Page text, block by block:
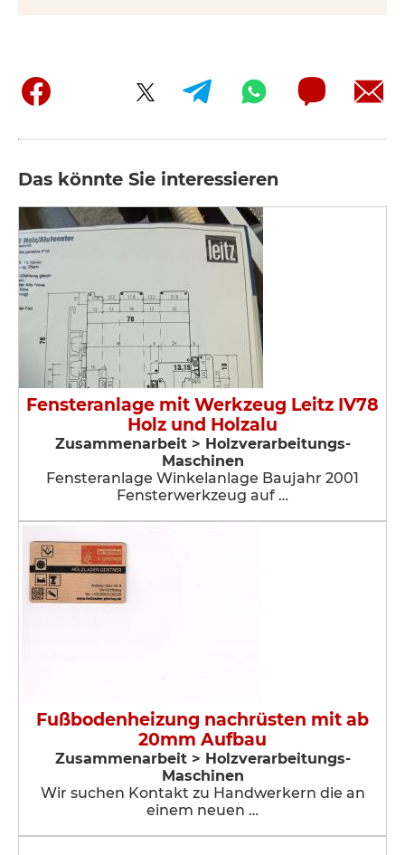
Das könnte Sie interessieren
Fensteranlage mit Werkzeug Leitz IV78
Holz und Holzalu
Zusammenarbeit > Holzverarbeitungs-
Maschinen
Fensteranlage Winkelanlage Baujahr 2001
Fensterwerkzeug auf …
Fußbodenheizung nachrüsten mit ab
20mm Aufbau
Zusammenarbeit > Holzverarbeitungs-
Maschinen
Wir suchen Kontakt zu Handwerkern die an
einem neuen …